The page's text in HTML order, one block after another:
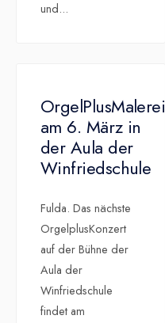
und...
OrgelPlusMalerei
am 6. März in
der Aula der
Winfriedschule
Fulda. Das nächste
OrgelplusKonzert
auf der Bühne der
Aula der
Winfriedschule
findet am